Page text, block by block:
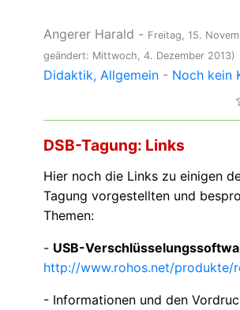
Angerer Harald - Freitag, 15.
geändert: Mittwoch, 4. Dezember 2013)
Didaktik Allgemein - Noch kein
DSB-Tagung: Links
Hier noch die Links zu einigen
Tagung vorgestellten und
Themen:
- USB-
http://www.rohos.net/produkte/
- Informationen und den